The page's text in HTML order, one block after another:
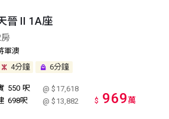
晉 II 1A座
軍澳
4分鐘
6分鐘
550 呎
@ $17,618
698呎 @ $13,882 $ 969萬